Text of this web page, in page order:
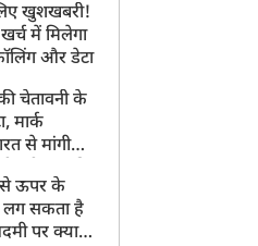
2026: ऋषिकांत सिंह
की झोली में दूसरा मेडल
खुशखबरी!
में मिलेगा
और डेटा
चेतावनी के
मार्क
से मांगी
ऊपर के
लग सकता है
पर क्या